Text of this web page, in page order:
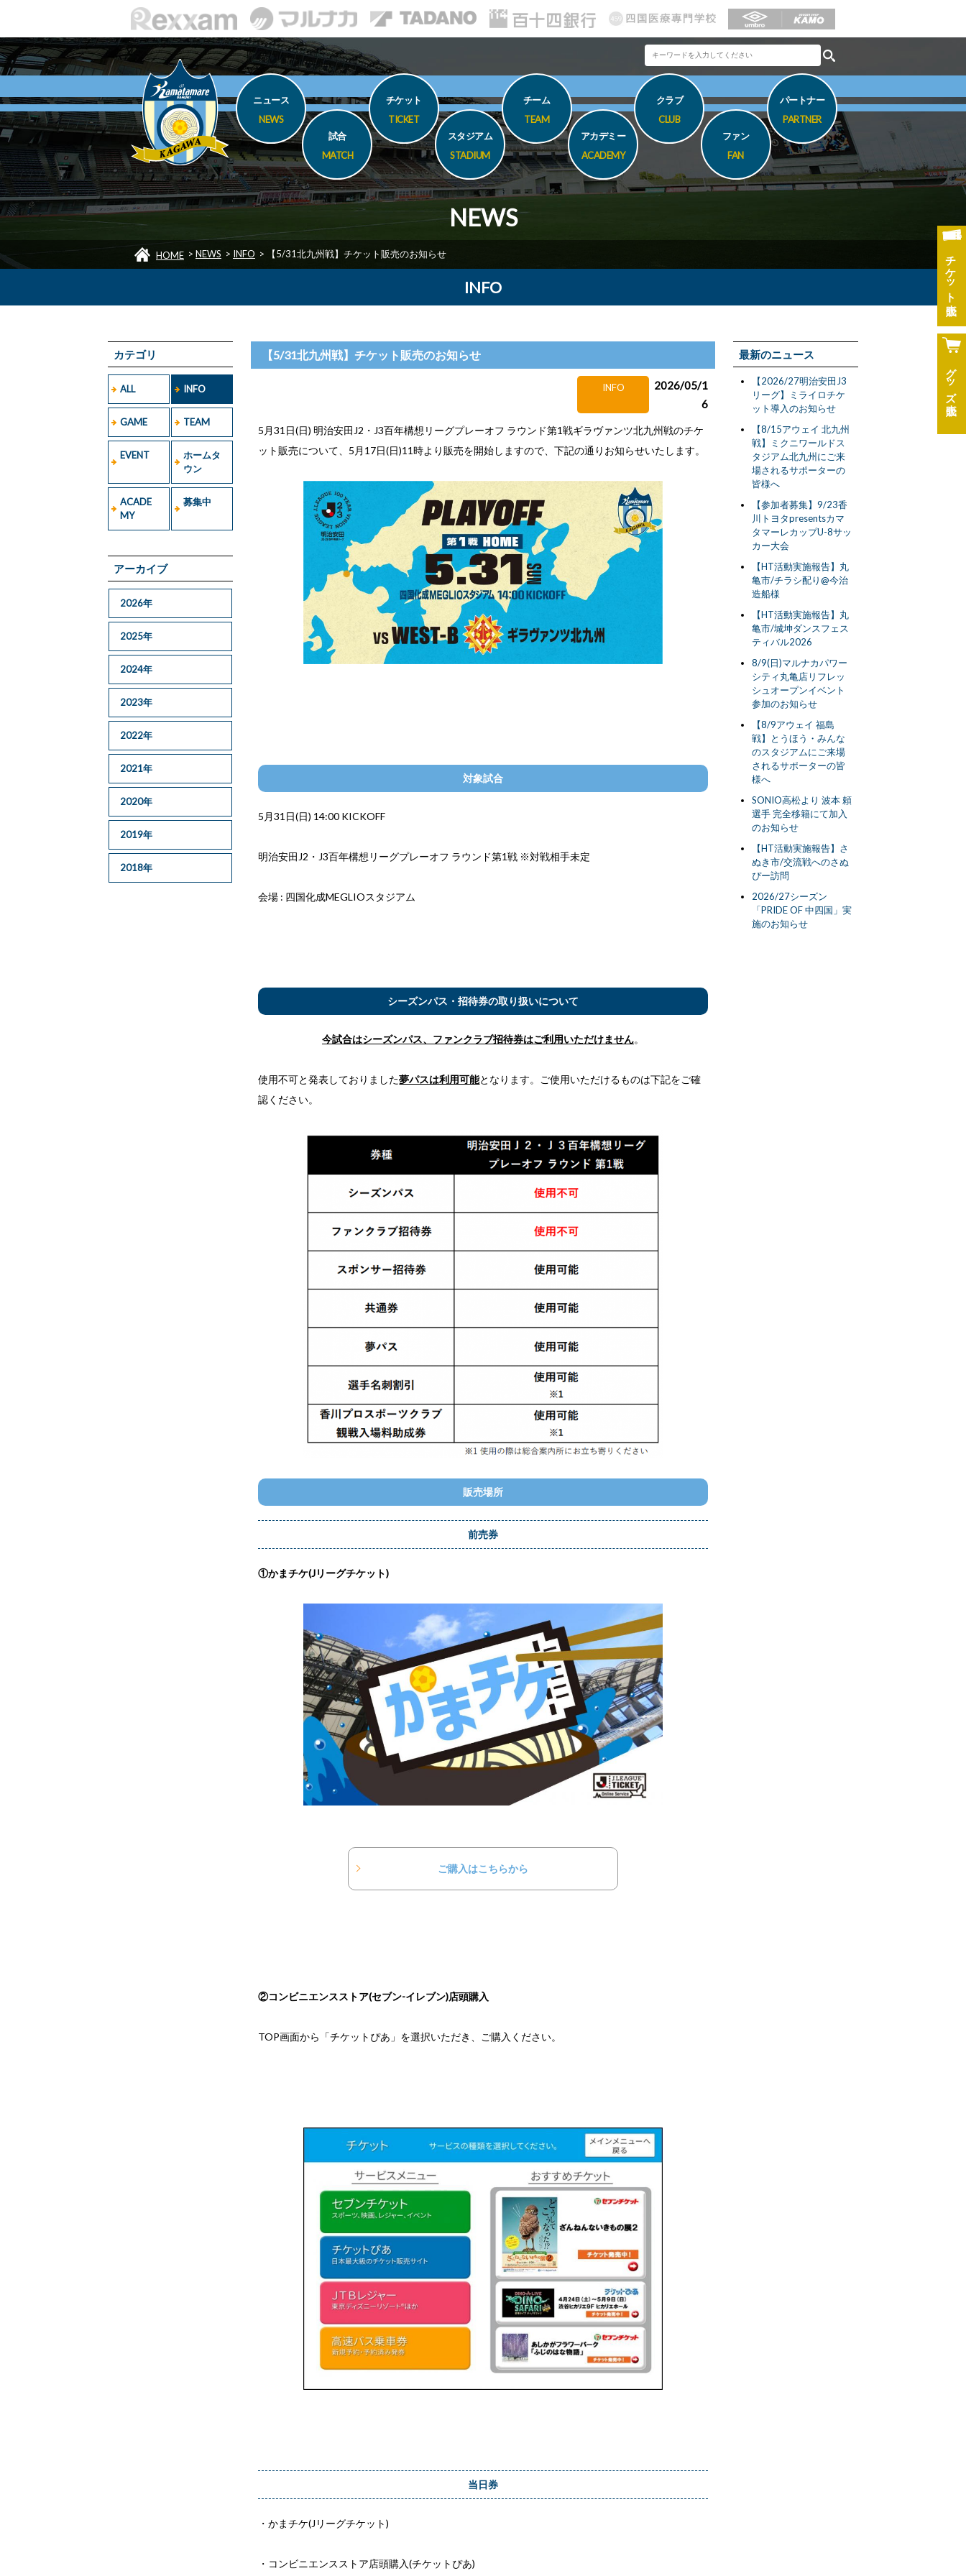
チケット
グッズ
ニュース
NEWS
試合
MATCH
チケット
TICKET
スタジアム
STADIUM
チーム
TEAM
アカデミー
ACADEMY
クラブ
CLUB
ファン
FAN
パートナー
PARTNER
NEWS
HOME > NEWS > INFO > 【5/31北九州戦】チケット販売のお知らせ
INFO
カテゴリ
ALL INFO
GAME TEAM
EVENT
ホームタ
ウン
ACADE
MY
募集中
アーカイブ
2026年
2025年
2024年
2023年
2022年
2021年
2020年
2019年
2018年
【5/31北九州戦】チケット販売のお知らせ
INFO
2026/05/1
6
5月31日(日) 明治安田J2・J3百年構想リーグプレーオフ ラウンド第1戦ギラヴァンツ北九州戦のチケ
ット販売について、5月17日(日)11時より販売を開始しますので、下記の通りお知らせいたします。
対象試合
5月31日(日) 14:00 KICKOFF
明治安田J2・J3百年構想リーグプレーオフ ラウンド第1戦 ※対戦相手未定
会場 : 四国化成MEGLIOスタジアム
シーズンパス・招待券の取り扱いについて
今試合はシーズンパス、ファンクラブ招待券はご利用いただけません。
使用不可と発表しておりました夢パスは利用可能となります。ご使用いただけるものは下記をご確
認ください。
販売場所
前売券
①かまチケ(Jリーグチケット)
ご購入はこちらから
②コンビニエンスストア(セブン-イレブン)店頭購入
TOP画面から「チケットぴあ」を選択いただき、ご購入ください。
当日券
・かまチケ(Jリーグチケット)
・コンビニエンスストア店頭購入(チケットぴあ)
最新のニュース
【2026/27明治安田J3
リーグ】ミライロチケ
ット導入のお知らせ
【8/15アウェイ 北九州
戦】ミクニワールドス
タジアム北九州にご来
場されるサポーターの
皆様へ
【参加者募集】9/23香
川トヨタpresentsカマ
タマーレカップU-8サッ
カー大会
【HT活動実施報告】丸
亀市/チラシ配り@今治
造船様
【HT活動実施報告】丸
亀市/城坤ダンスフェス
ティバル2026
8/9(日)マルナカパワー
シティ丸亀店リフレッ
シュオープンイベント
参加のお知らせ
【8/9アウェイ 福島
戦】とうほう・みんな
のスタジアムにご来場
されるサポーターの皆
様へ
SONIO高松より 波本 頼
選手 完全移籍にて加入
のお知らせ
【HT活動実施報告】さ
ぬき市/交流戦へのさぬ
ぴー訪問
2026/27シーズン
「PRIDE OF 中四国」実
施のお知らせ